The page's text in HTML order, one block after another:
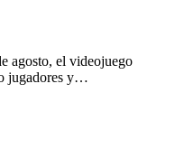
agosto, el videojuego
jugadores y…